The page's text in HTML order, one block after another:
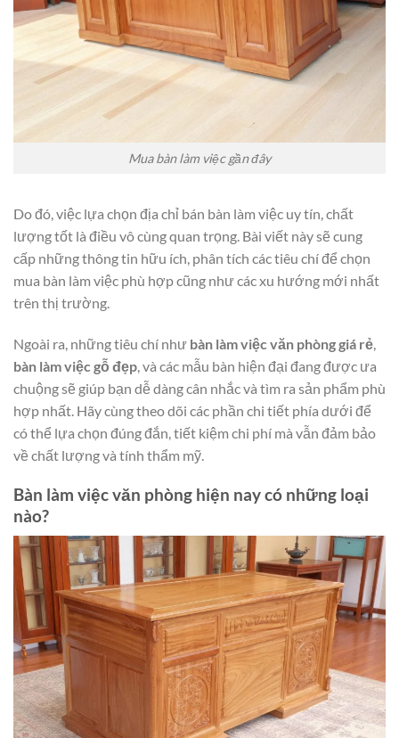
Mua bàn làm việc gần đây
Do đó, việc lựa chọn địa chỉ bán bàn làm việc uy tín, chất
lượng tốt là điều vô cùng quan trọng. Bài viết này sẽ cung
cấp những thông tin hữu ích, phân tích các tiêu chí để chọn
mua bàn làm việc phù hợp cũng như các xu hướng mới nhất
trên thị trường.
Ngoài ra, những tiêu chí như bàn làm việc văn phòng giá rẻ
bàn làm việc gỗ đẹp , và các mẫu bàn hiện đại đang được ưa
chuộng sẽ giúp bạn dễ dàng cân nhắc và tìm ra sản phẩm phù
hợp nhất. Hãy cùng theo dõi các phần chi tiết phía dưới để
có thể lựa chọn đúng đắn, tiết kiệm chi phí mà vẫn đảm bảo
về chất lượng và tính thẩm mỹ.
Bàn làm việc văn phòng hiện nay có những loại
nào?